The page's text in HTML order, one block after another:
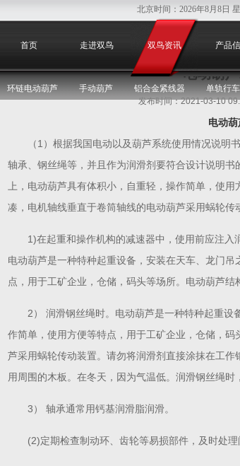
北京时间： 2026年8月8日
首页 走进双鸟 双鸟资讯 产品
环链电动葫芦 手动葫芦 铝合金紧线器 单轨行车
电动葫
发布时间：2021-03-10
电动葫
（1）根据我国电动以及葫芦系统使用情况说明
轴承、钢丝绳等，并且作为润滑剂要符合设计说明
上，电动葫芦具有体积小，自重轻，操作简单，使
凑，电机轴线垂直于卷筒轴线的电动葫芦采用蜗轮传
1)在起重和操作机构的减速器中，使用前应注入
电动葫芦是一种特种起重设备，安装在天车、龙门
点，用于工矿企业，仓储，码头等场所。电动葫芦
2） 润滑钢丝绳时。电动葫芦是一种特种起重
作简单，使用方便等特点，用于工矿企业，仓储，
芦采用蜗轮传动装置。请勿将润滑剂直接涂抹在工
用周围的木板。在冬天，因为气温低。润滑钢丝绳时
3） 轴承通常用钙基润滑脂润滑。
(2)定期检查制动环、齿轮等易损部件，及时处理